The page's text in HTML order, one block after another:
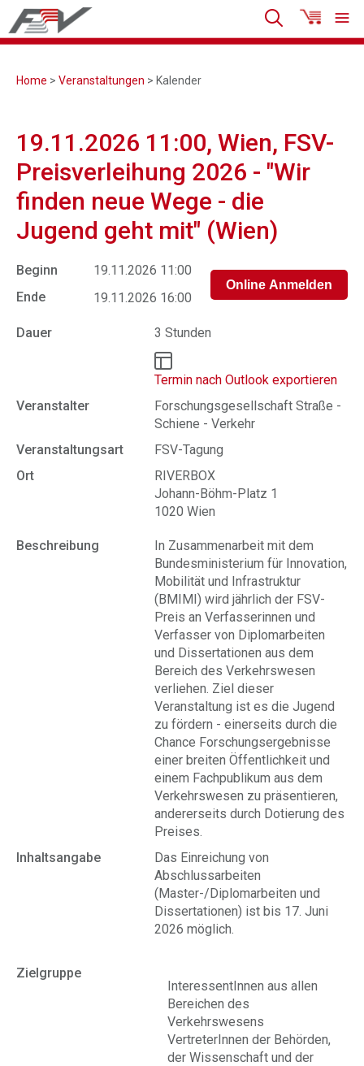
Home > Veranstaltungen > Kalender
19.11.2026 11:00, Wien, FSV-
Preisverleihung 2026 - "Wir
finden neue Wege - die
Jugend geht mit" (Wien)
Beginn
19.11.2026 11:00
Ende
19.11.2026 16:00
Dauer 3 Stunden
Termin nach Outlook exportieren
Veranstalter
Forschungsgesellschaft Straße -
Schiene - Verkehr
Veranstaltungsart
FSV-Tagung
Ort
RIVERBOX
Johann-Böhm-Platz 1
1020 Wien
Beschreibung
In Zusammenarbeit mit dem
Bundesministerium für Innovation,
Mobilität und Infrastruktur
(BMIMI) wird jährlich der FSV-
Preis an Verfasserinnen und
Verfasser von Diplomarbeiten
und Dissertationen aus dem
Bereich des Verkehrswesen
verliehen. Ziel dieser
Veranstaltung ist es die Jugend
zu fördern - einerseits durch die
Chance Forschungsergebnisse
einer breiten Öffentlichkeit und
einem Fachpublikum aus dem
Verkehrswesen zu präsentieren,
andererseits durch Dotierung des
Preises.
Inhaltsangabe
Das Einreichung von
Abschlussarbeiten
(Master-/Diplomarbeiten und
Dissertationen) ist bis 17. Juni
2026 möglich.
Zielgruppe
InteressentInnen aus allen
Bereichen des
Verkehrswesens
VertreterInnen der Behörden,
der Wissenschaft und der